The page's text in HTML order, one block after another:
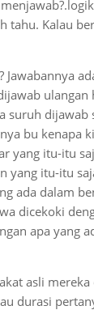
tahu. Kalau
dijawab
bu kenapa
yang itu-itu
yang itu-itu
ada dalam
dicekoki
apa yang
asli
durasi